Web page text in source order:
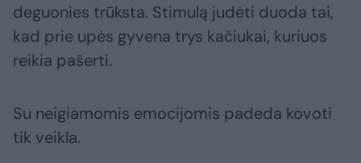
deguonies trūksta. Stimulą judėti duoda tai,
kad prie upės gyvena trys kačiukai, kuriuos
reikia pašerti.
Su neigiamomis emocijomis padeda kovoti
tik veikla.